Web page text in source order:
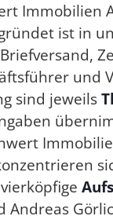
Immobilien
ist in
sind jeweils